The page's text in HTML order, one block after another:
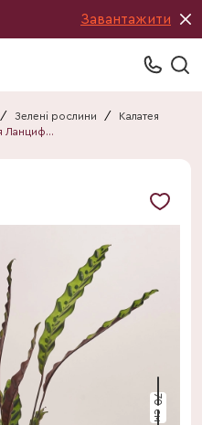
Завантажити
/ Зелені рослини /
Калатея
Калатея Ланцифолія
70 см